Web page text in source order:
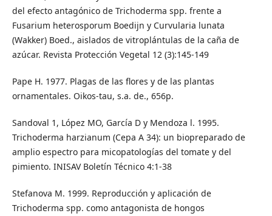
del efecto antagónico de Trichoderma spp. frente a
Fusarium heterosporum Boedijn y Curvularia lunata
(Wakker) Boed., aislados de vitroplántulas de la caña de
azúcar. Revista Protección Vegetal 12 (3):145-149
Pape H. 1977. Plagas de las flores y de las plantas
ornamentales. Oikos-tau, s.a. de., 656p.
Sandoval 1, López MO, García D y Mendoza l. 1995.
Trichoderma harzianum (Cepa A 34): un biopreparado de
amplio espectro para micopatologías del tomate y del
pimiento. INISAV Boletín Técnico 4:1-38
Stefanova M. 1999. Reproducción y aplicación de
Trichoderma spp. como antagonista de hongos